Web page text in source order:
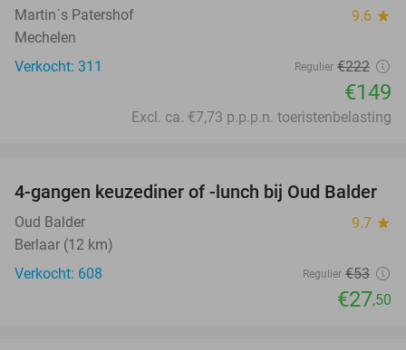
Martin´s Patershof 9.6 star
Mechelen
Verkocht: 311
Regulier €222
€149
Excl. ca. €7,73 p.p.p.n. toeristenbelasting
48%
4-gangen keuzediner of -lunch bij Oud Balder
Oud Balder 9.7 star
Berlaar (12 km)
Verkocht: 608
Regulier €53
€27,50